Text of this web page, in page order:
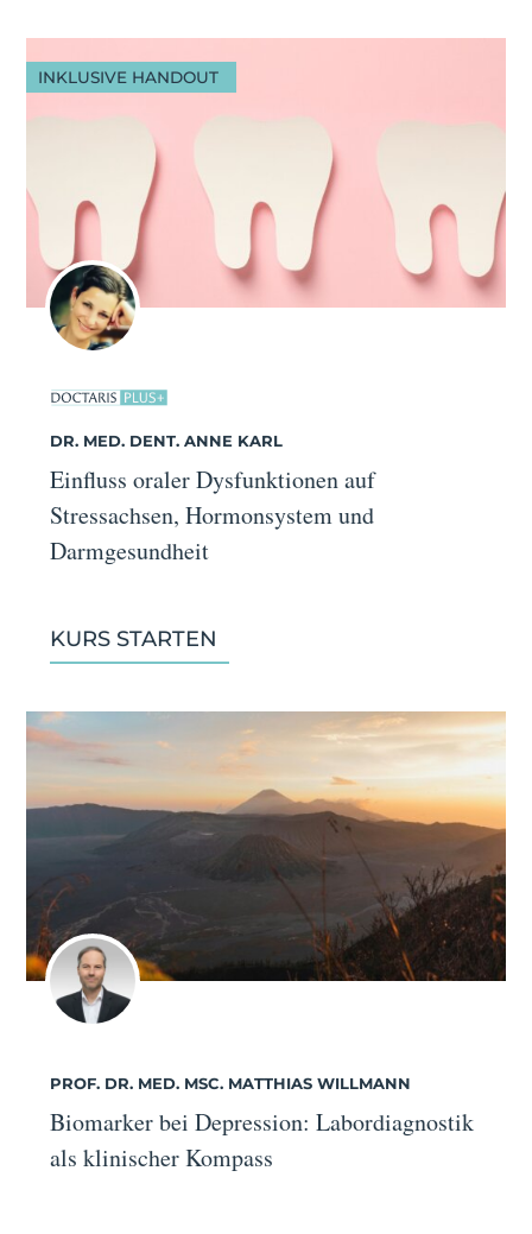
INKLUSIVE HANDOUT
DR. MED. DENT. ANNE KARL
Einfluss oraler Dysfunktionen auf
Stressachsen, Hormonsystem und
Darmgesundheit
KURS STARTEN
PROF. DR. MED. MSC. MATTHIAS WILLMANN
Biomarker bei Depression: Labordiagnostik
als klinischer Kompass